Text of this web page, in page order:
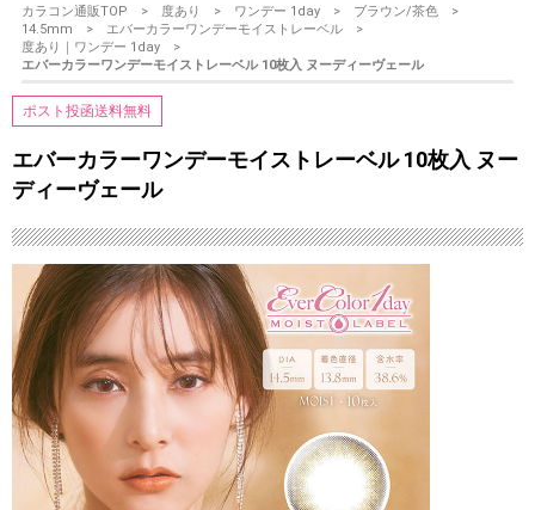
カラコン通販TOP 度あり ワンデー 1day
ブラウン/茶色
14.5mm
エバーカラーワンデーモイストレーベル
度あり｜ワンデー 1day
エバーカラーワンデーモイストレーベル 10枚入 ヌーディーヴェール
ポスト投函送料無料
エバーカラーワンデーモイストレーベル 10枚入 ヌー
ディーヴェール